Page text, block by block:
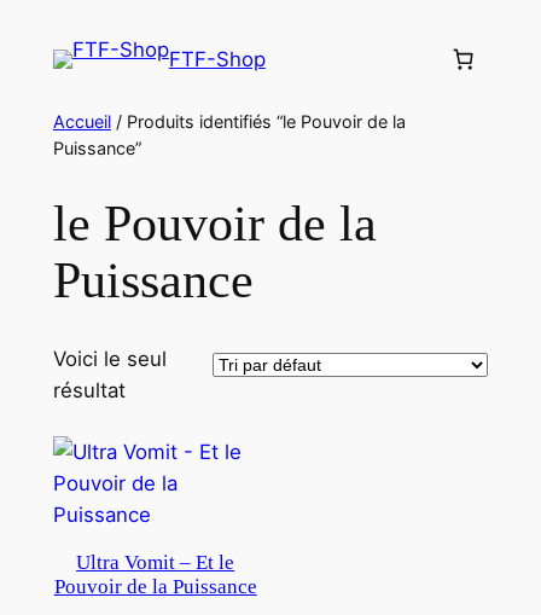
FTF-Shop
Accueil/ Produits identifiés “le Pouvoir de la
Puissance”
le Pouvoir de la
Puissance
Voici le seul
résultat
Ultra Vomit – Et le
Pouvoir de la Puissance